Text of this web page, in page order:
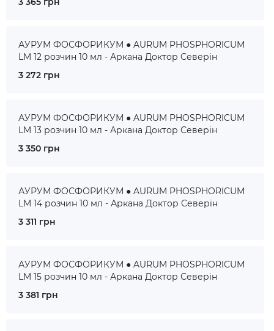
АУРУМ ФОСФОРИКУМ ● AURUM PHOSPHORICUM
LM 12 розчин 10 мл - Аркана Доктор Северін
3 272 грн
АУРУМ ФОСФОРИКУМ ● AURUM PHOSPHORICUM
LM 13 розчин 10 мл - Аркана Доктор Северін
3 350 грн
АУРУМ ФОСФОРИКУМ ● AURUM PHOSPHORICUM
LM 14 розчин 10 мл - Аркана Доктор Северін
3 311 грн
АУРУМ ФОСФОРИКУМ ● AURUM PHOSPHORICUM
LM 15 розчин 10 мл - Аркана Доктор Северін
3 381 грн